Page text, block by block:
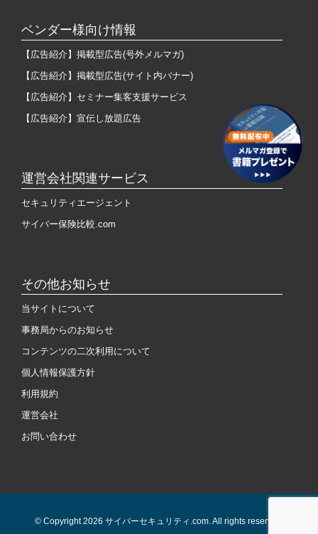
ベンダー様向け情報
【広告紹介】掲載型広告(号外メルマガ)
【広告紹介】掲載型広告(サイト内バナー)
【広告紹介】セミナー集客支援サービス
【広告紹介】宣伝し放題広告
運営会社関連サービス
セキュリティエージェント
サイバー保険比較.com
その他お知らせ
当サイトについて
事務局からのお知らせ
コンテンツの二次利用について
個人情報保護方針
利用規約
運営会社
お問い合わせ
© Copyright 2026 サイバーセキュリティ.com. All rights reserved.